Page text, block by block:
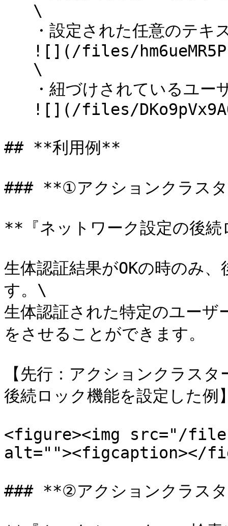
## **利用例**
### **①アクションクラス
**『ネットワーク設定の後
生体認証結果がOKの時のみ
す。\
生体認証された特定のユーザ
をさせることができます。
【先行：アクションクラス
後続ロック機能を設定した例
<figure><img src="/files/
alt=""><figcaption></
### **②アクションクラス